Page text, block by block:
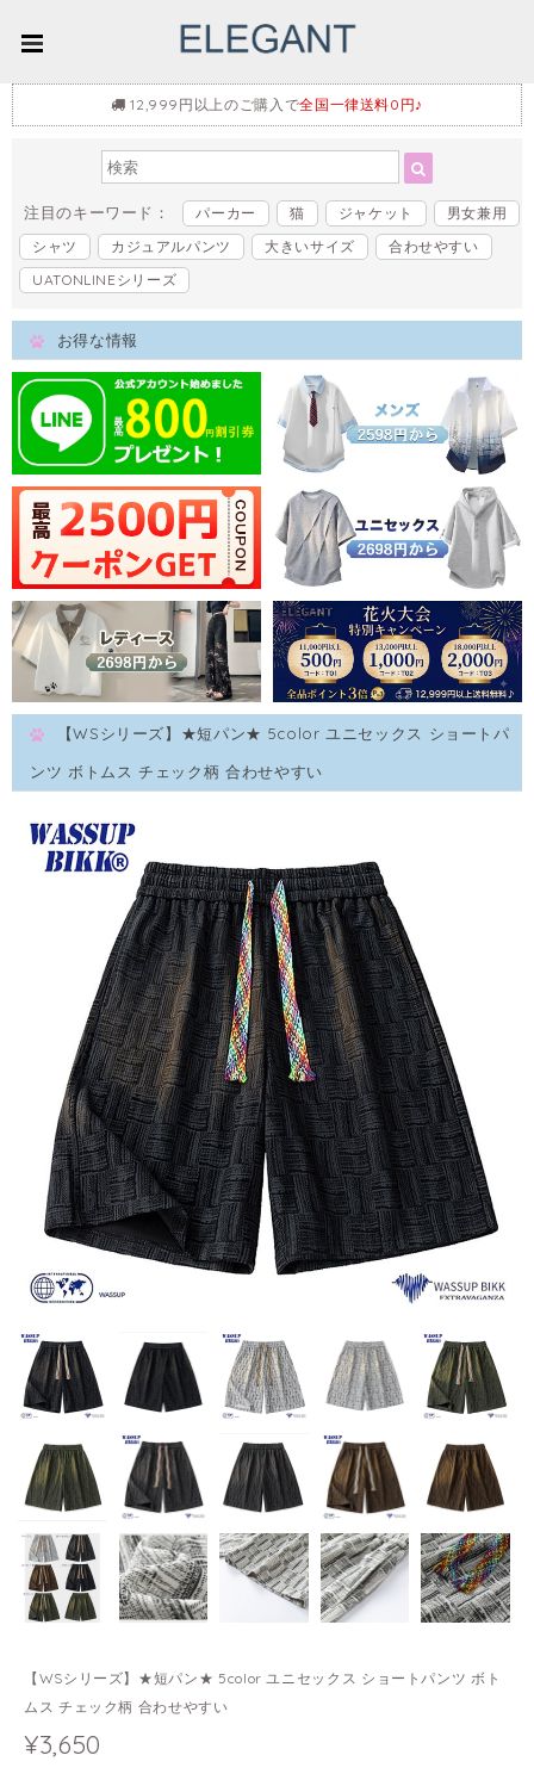
12,999円以上のご購入で全国一律送料0円♪
注目のキーワード： パーカー 猫 ジャケット
男女兼用
シャツ
カジュアルパンツ 大きいサイズ
合わせやすい
UATONLINEシリーズ
お得な情報
【WSシリーズ】★短パン★ 5color ユニセックス ショートパ
ンツ ボトムス チェック柄 合わせやすい
【WSシリーズ】★短パン★ 5color ユニセックス ショートパンツ ボト
ムス チェック柄 合わせやすい
¥3,650